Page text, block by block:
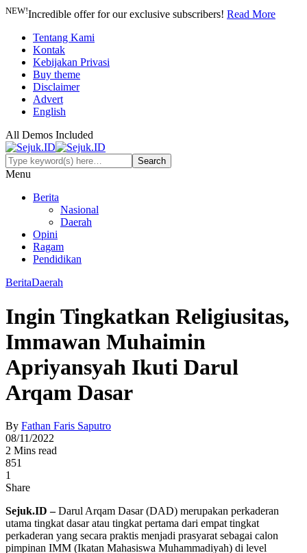
NEW!Incredible offer for our exclusive subscribers! Read More
Tentang Kami
Kontak
Kebijakan Privasi
Buy theme
Disclaimer
Advert
English
All Demos Included
Menu
Berita
Nasional
Daerah
Opini
Ragam
Pendidikan
BeritaDaerah
Ingin Tingkatkan Religiusitas,
Immawan Muhaimin
Apriyansyah Ikuti Darul
Arqam Dasar
By Fathan Faris Saputro
08/11/2022
2 Mins read
851
1
Share
Sejuk.ID –Darul Arqam Dasar (DAD) merupakan perkaderan
utama tingkat dasar atau tingkat pertama dari empat tingkat
perkaderan yang secara praktis menjadi prasyarat sebagai calon
pimpinan IMM (Ikatan Mahasiswa Muhammadiyah) di level